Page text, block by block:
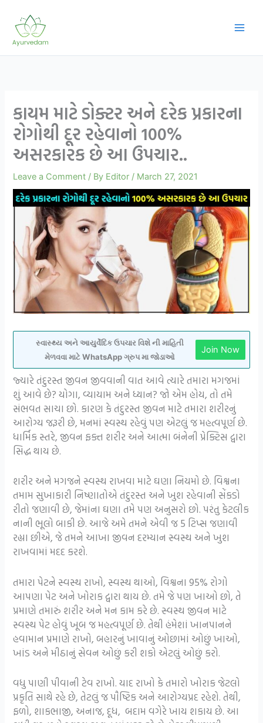
content
કાયમ માટે ડોક્ટર અને દરેક પ્રકારના
રોગોથી દૂર રહેવાનો 100%
અસરકારક છે આ ઉપચાર..
Leave a Comment / By Editor / March 27, 2021
સ્વાસ્થ્ય અને આયુર્વેદિક ઉપચાર વિશે ની માહિતી
મેળવવા માટે WhatsApp ગ્રુપ મા જોડાઓ
Join Now
જ્યારે તંદુરસ્ત જીવન જીવવાની વાત આવે ત્યારે તમારા મગજમાં
શું આવે છે? યોગા, વ્યાયામ અને ધ્યાન? જો એમ હોય, તો તમે
સંભવત સાચા છો. કારણ કે તંદુરસ્ત જીવન માટે તમારા શરીરનું
આરોગ્ય જરૂરી છે, મનમાં સ્વસ્થ રહેવું પણ એટલું જ મહત્વપૂર્ણ છે.
ધાર્મિક સ્તરે, જીવન ફક્ત શરીર અને આત્મા બંનેની પ્રેક્ટિસ દ્વારા
સિદ્ધ થાય છે.
શરીર અને મગજને સ્વસ્થ રાખવા માટે ઘણા નિયમો છે. વિશ્વના
તમામ સુખાકારી નિષ્ણાતોએ તંદુરસ્ત અને ખુશ રહેવાની સેંકડો
રીતો જણાવી છે, જેમાંના ઘણા તમે પણ અનુસરો છો. પરંતુ કેટલીક
નાની ભૂલો બાકી છે. આજે અમે તમને એવી જ 5 ટિપ્સ જણાવી
રહ્યા છીએ, જે તમને આખા જીવન દરમ્યાન સ્વસ્થ અને ખુશ
રાખવામાં મદદ કરશે.
તમારા પેટને સ્વસ્થ રાખો, સ્વસ્થ થાઓ, વિશ્વના 95% રોગો
આપણા પેટ અને ખોરાક દ્વારા થાય છે. તમે જે પણ ખાઓ છો, તે
પ્રમાણે તમારું શરીર અને મન કામ કરે છે. સ્વસ્થ જીવન માટે
સ્વસ્થ પેટ હોવું ખૂબ જ મહત્વપૂર્ણ છે. તેથી હંમેશાં ખાનપાનને
હવામાન પ્રમાણે રાખો, બહારનું ખાવાનું ઓછામાં ઓછું ખાઓ,
ખાંડ અને મીઠાનું સેવન ઓછું કરી શકો એટલું ઓછું કરો.
વધુ પાણી પીવાની ટેવ રાખો. યાદ રાખો કે તમારો ખોરાક જેટલો
પ્રકૃતિ સાથે રહે છે, તેટલું જ પૌષ્ટિક અને આરોગ્યપ્રદ રહેશે. તેથી,
ફળો, શાકભાજી, અનાજ, દૂધ, બદામ વગેરે ખાય શકાય છે. આ